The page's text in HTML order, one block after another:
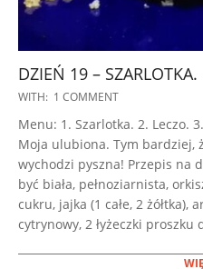
DZIEŃ 19 – SZARLOTKA.
2022-
29
WITH: 1 COMMENT
Menu: 1. Szarlotka. 2. Leczo.
Moja ulubiona. Tym bardziej,
wychodzi pyszna! Przepis na
być biała, pełnoziarnista,
cukru, jajka (1 całe, 2 żółtka),
cytrynowy, 2 łyżeczki proszku